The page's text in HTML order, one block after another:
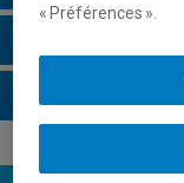
« Préférences ».